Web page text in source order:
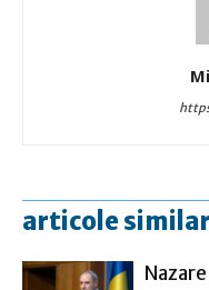
articole